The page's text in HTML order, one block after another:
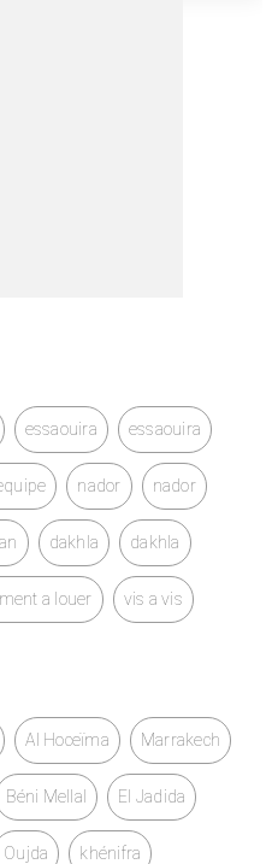
essaouira essaouira
nador nador
dakhla dakhla
a louer vis a vis
Al Hoceïma Marrakech
Béni Mellal El Jadida
Oujda khénifra